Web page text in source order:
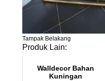
Tampak Belakang
Produk Lain:
Walldecor Bahan
Kuningan